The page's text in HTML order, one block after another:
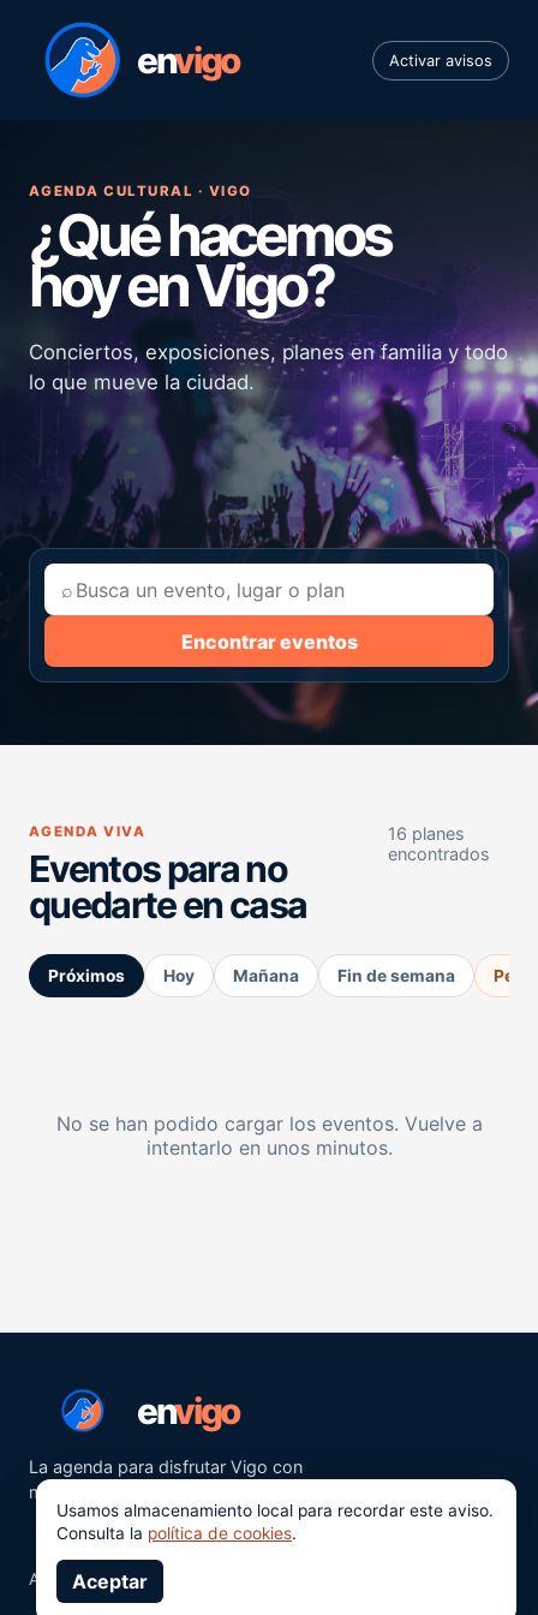
envigo Activar avisos
AGENDA CULTURAL · VIGO
¿Qué hacemos
hoy en Vigo?
Conciertos, exposiciones, planes en familia y todo
lo que mueve la ciudad.
⌕
Encontrar eventos
AGENDA VIVA
Eventos para no
quedarte en casa
16 planes
encontrados
Próximos Hoy Mañana Fin de semana
No se han podido cargar los eventos. Vuelve a
intentarlo en unos minutos.
envigo
La agenda para disfrutar Vigo con
más ganas.
Aviso legalPrivacidad
Usamos almacenamiento local para recordar este aviso.
Consulta la política de cookies.
Aceptar